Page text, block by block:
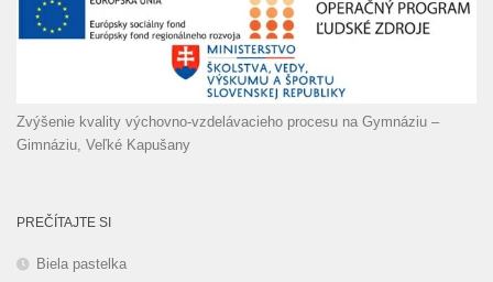
Zvýšenie kvality výchovno-vzdelávacieho procesu na Gymnáziu –
Gimnáziu, Veľké Kapušany
PREČÍTAJTE SI
Biela pastelka